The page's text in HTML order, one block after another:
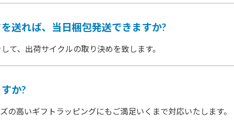
送れば、当日梱包発送できますか?
て、出荷サイクルの取り決めを致します。
か?
の高いギフトラッピングにもご満足いくまで対応いたします。